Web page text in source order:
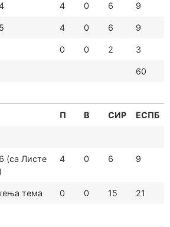
4 0 6 9
4 0 6 9
0 0 2 3
60
П В СИР ЕСПБ
(са Листе
4 0 6 9
тема 0 0 15 21